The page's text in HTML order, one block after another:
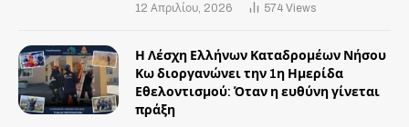
12 Απριλίου, 2026 574 Views
Η Λέσχη Ελλήνων Καταδρομέων Νήσου
Κω διοργανώνει την 1η Ημερίδα
Εθελοντισμού: Όταν η ευθύνη γίνεται
πράξη